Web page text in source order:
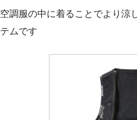
空調服の中に着ることでより涼
テムです